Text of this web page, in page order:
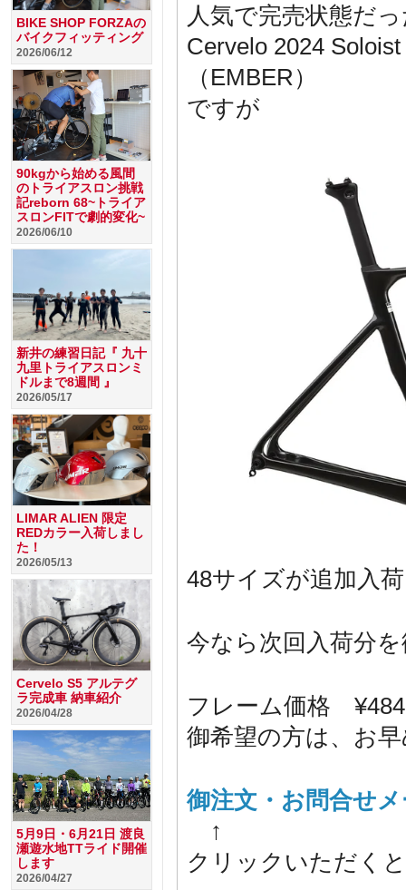
人気で完売状態だ
Cervelo 2024
（EMBER）
ですが
48サイズが追加入
今なら次回入荷分
フレーム価格
御希望の方は、お
御注文・お問合せ
↑
クリックいただく
BIKE SHOP FORZAの
バイクフィッティング
2026/06/12
90kgから始める風間
のトライアスロン挑戦
記reborn 68~トライア
スロンFITで劇的変化~
2026/06/10
新井の練習日記『 九十
九里トライアスロンミ
ドルまで8週間 』
2026/05/17
LIMAR ALIEN 限定
REDカラー入荷しまし
た！
2026/05/13
Cervelo S5 アルテグ
ラ完成車 納車紹介
2026/04/28
5月9日・6月21日 渡良
瀬遊水地TTライド開催
します
2026/04/27